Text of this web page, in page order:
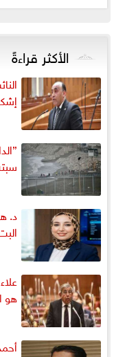
الأكثر قراءةً
د.
هو